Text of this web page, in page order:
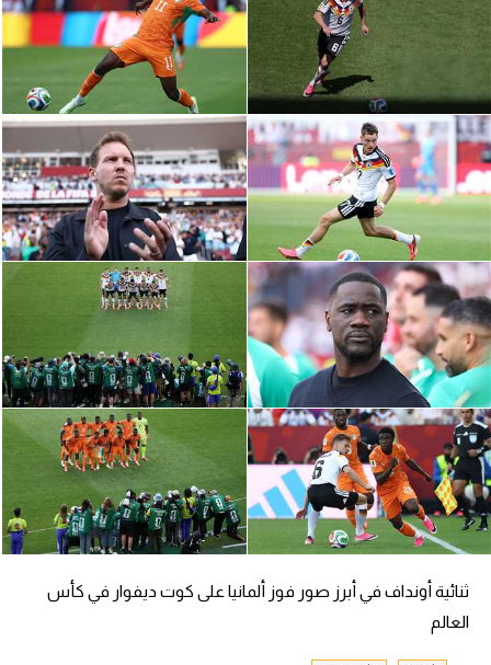
منتخب مصر
سعودي في الجول
الدوري الإنجليزي
الدوري الإسباني
دوري أبطال أوروبا
القسم الثاني
رياضات أخرى
أمم إفريقيا
كرة السلة الأمريكية
كرة سلة
كرة يد
كرة طائرة
الوطن العربي
في المونديال
رياضة نسائية
ثنائية أونداف في أبرز صور فوز ألمانيا على كوت ديفوار في كأس
العالم